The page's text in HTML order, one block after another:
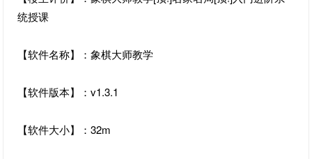
统授课
【软件名称】：象棋大师教学
【软件版本】：v1.3.1
【软件大小】：32m